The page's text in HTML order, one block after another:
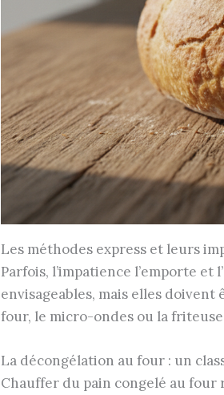
Les méthodes express et leurs
Parfois, l’impatience l’emporte
envisageables, mais elles
four, le micro-ondes ou la
La décongélation au four : un
Chauffer du pain congelé au